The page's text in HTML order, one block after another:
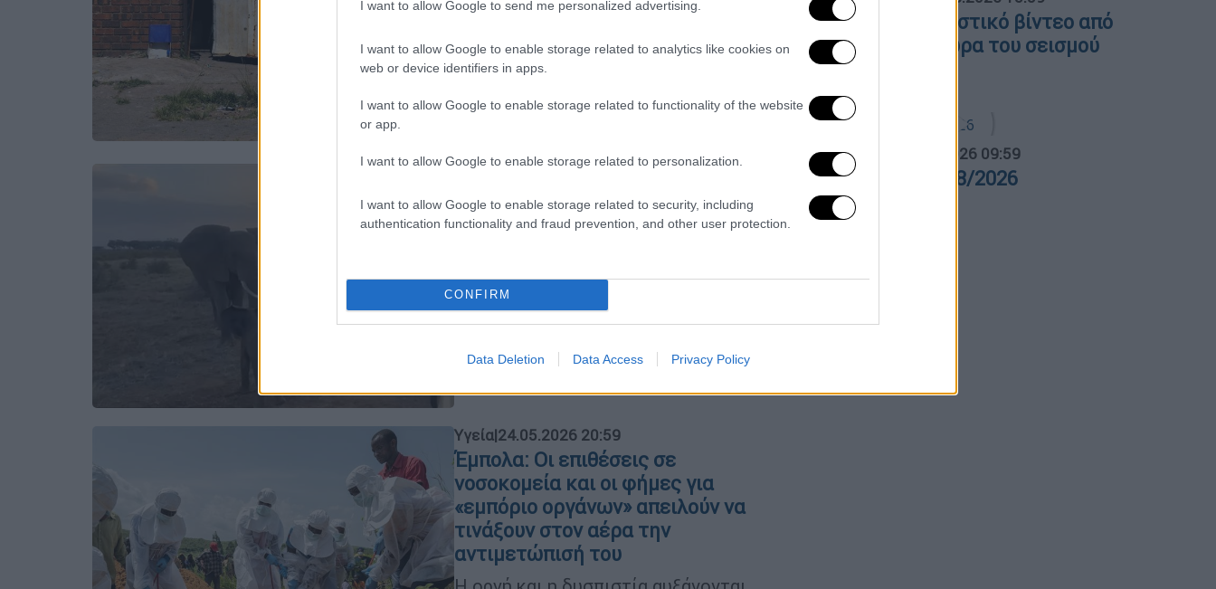
I want to allow Google to send me personalized advertising.
I want to allow Google to enable storage related to analytics like cookies on
web or device identifiers in apps.
I want to allow Google to enable storage related to functionality of the website
or app.
I want to allow Google to enable storage related to personalization.
I want to allow Google to enable storage related to security, including
authentication functionality and fraud prevention, and other user protection.
CONFIRM
Data Deletion Data Access Privacy Policy
τα υψηλότερα ποσοστά
ανθρωποκτονιών παγκοσμίως, με τον
μέσο όρο να αγγίζει περίπου τους 60
φόνους την ημέρα
Συγκινητικό βίντεο: Η στιγμή που
του
Οι ερευνητές εντόπισαν τον μικρό
του, μακριά από το κοπάδι του
Υγεία|24.05.2026 20:59
Έμπολα: Οι επιθέσεις σε
νοσοκομεία και οι φήμες για
«εμπόριο οργάνων» απειλούν να
τινάξουν στον αέρα την
αντιμετώπισή του
Ιαπωνία: Συγκλονιστικό βίντεο από
χειρουργείο την ώρα του σεισμού
7,1 Ρίχτερ
Ώρα Ελλάδος... 07.08.2026 09:59
Ώρα Ελλάδος 07/08/2026